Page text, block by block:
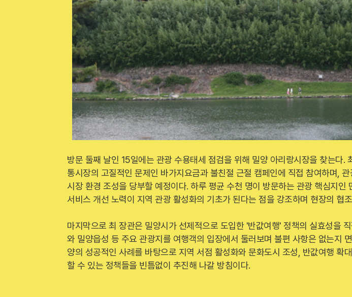
방문 둘째 날인 15일에는 관광 수용태세 점검을 위해 밀양 아리랑시장을 찾는다.
통시장의 고질적인 문제인 바가지요금과 불친절 근절 캠페인에 직접 참여하며,
시장 환경 조성을 당부할 예정이다. 하루 평균 수천 명이 방문하는 관광 핵심지인
서비스 개선 노력이 지역 관광 활성화의 기초가 된다는 점을 강조하며 현장의 협
마지막으로 최 장관은 밀양시가 선제적으로 도입한 '반값여행' 정책의 실효성을
와 밀양읍성 등 주요 관광지를 여행객의 입장에서 둘러보며 불편 사항은 없는지
양의 성공적인 사례를 바탕으로 지역 서점 활성화와 문화도시 조성, 반값여행 확
할 수 있는 정책들을 빈틈없이 추진해 나갈 방침이다.